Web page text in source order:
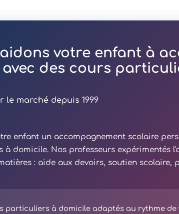
votre enfant à
avec des cours
le marché depuis 1999
enfant un accompagnement scolaire
à domicile. Nos professeurs expérimentés
: aide aux devoirs, soutien scolaire,
particuliers à domicile adaptés au rythme de